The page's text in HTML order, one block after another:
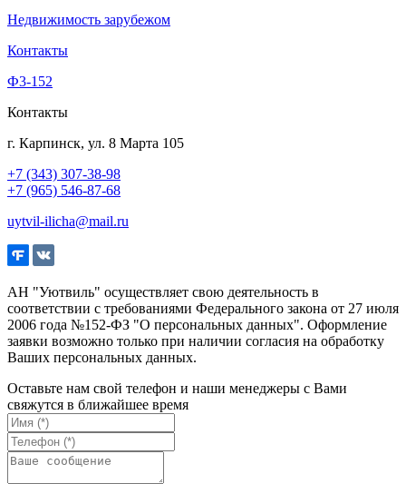
Недвижимость зарубежом
Контакты
Ф3-152
Контакты
г. Карпинск, ул. 8 Марта 105
+7 (343) 307-38-98
+7 (965) 546-87-68
uytvil-ilicha@mail.ru
АН "Уютвиль" осуществляет свою деятельность в
соответствии с требованиями Федерального закона от 27 июля
2006 года №152-ФЗ "О персональных данных". Оформление
заявки возможно только при наличии согласия на обработку
Ваших персональных данных.
Оставьте нам свой телефон и наши менеджеры с Вами
свяжутся в ближайшее время